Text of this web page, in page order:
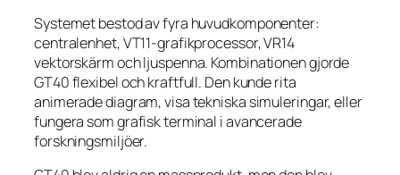
Systemet bestod av fyra huvudkomponenter:
centralenhet, VT11-grafikprocessor, VR14
vektorskärm och ljuspenna. Kombinationen gjorde
GT40 flexibel och kraftfull. Den kunde rita
animerade diagram, visa tekniska simuleringar, eller
fungera som grafisk terminal i avancerade
forskningsmiljöer.